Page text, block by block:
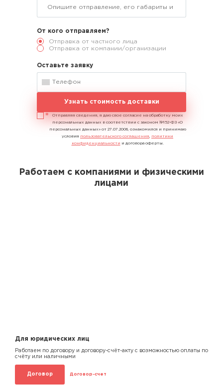
От кого отправляем?
Отправка от частного лица
Отправка от компании/организации
Оставьте заявку
Узнать стоимость доставки
Отправляя сведения, я даю свое согласие на обработку моих
персональных данных в соответствии с законом №152-ФЗ «О
персональных данных» от 27.07.2006, ознакомился и принимаю
условия пользовательского соглашения
политики
конфиденциальности и договора оферты.
Работаем с компаниями и физическими
лицами
Для юридических лиц
Работаем по договору и договору-счёт-акту с возможностью оплаты по
счёту или наличными
Договор Договор-счет